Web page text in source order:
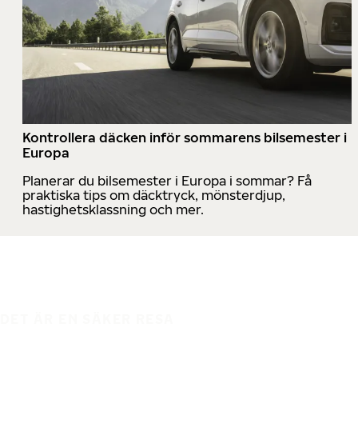
Kontrollera däcken inför sommarens bilsemester i
Europa
Planerar du bilsemester i Europa i sommar? Få
praktiska tips om däcktryck, mönsterdjup,
hastighetsklassning och mer.